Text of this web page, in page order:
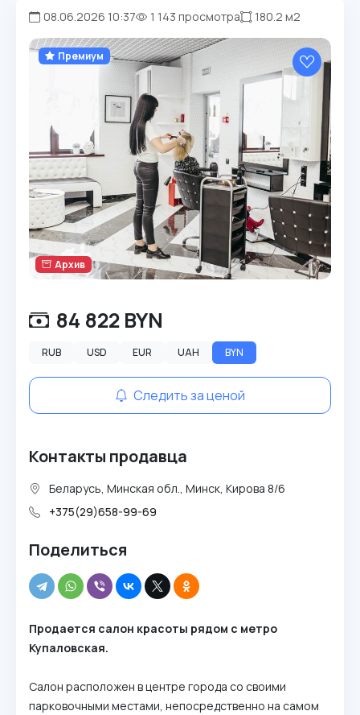
08.06.2026 10:37 1 143 просмотра 180.2 м2
Премиум
Архив
84 822 BYN
RUB USD EUR UAH BYN
Следить за ценой
Контакты продавца
Беларусь, Минская обл., Минск, Кирова 8/6
+375(29)658-99-69
Поделиться
Продается салон красоты рядом с метро
Купаловская.
Салон расположен в центре города со своими
парковочными местами, непосредственно на самом